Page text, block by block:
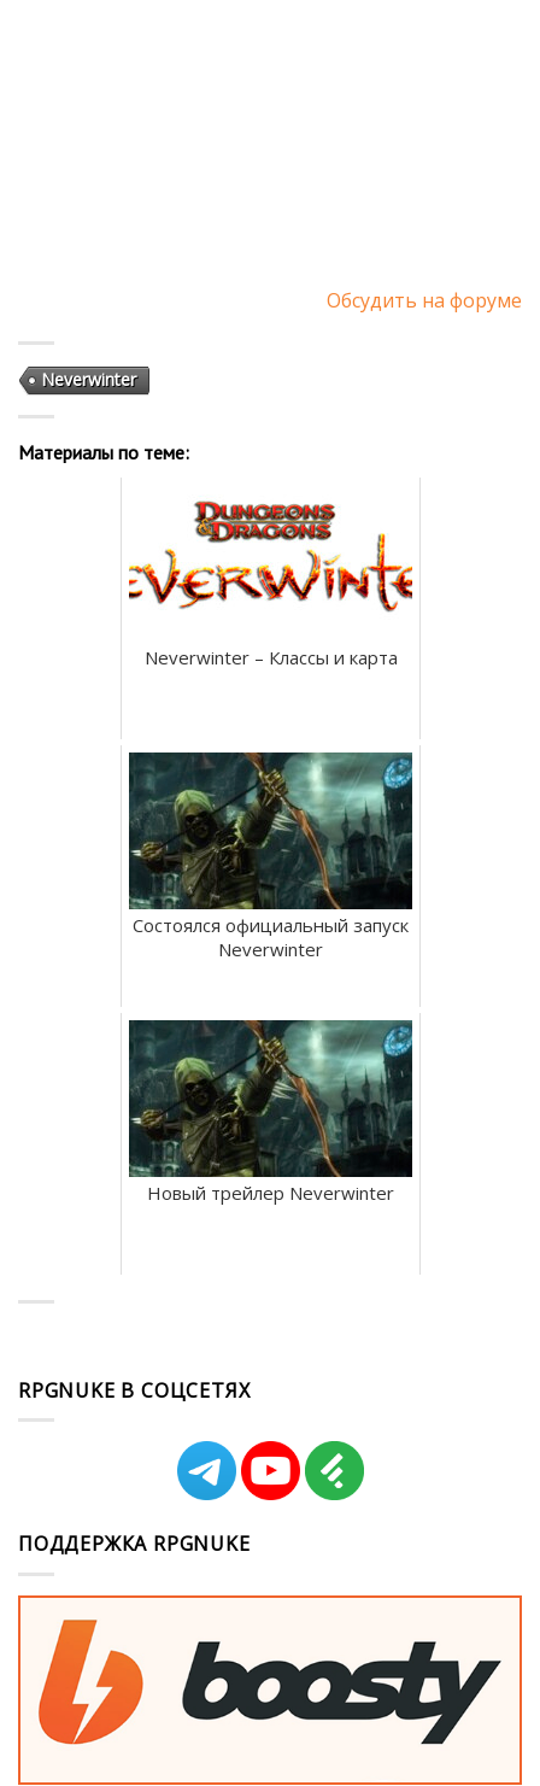
Обсудить на форуме
Neverwinter
Материалы по теме:
Neverwinter – Классы и карта
Состоялся официальный запуск
Neverwinter
Новый трейлер Neverwinter
RPGNUKE В СОЦСЕТЯХ
ПОДДЕРЖКА RPGNUKE